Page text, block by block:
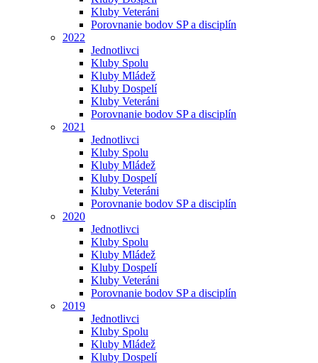
Kluby Veteráni
Porovnanie bodov SP a disciplín
2022
Jednotlivci
Kluby Spolu
Kluby Mládež
Kluby Dospelí
Kluby Veteráni
Porovnanie bodov SP a disciplín
2021
Jednotlivci
Kluby Spolu
Kluby Mládež
Kluby Dospelí
Kluby Veteráni
Porovnanie bodov SP a disciplín
2020
Jednotlivci
Kluby Spolu
Kluby Mládež
Kluby Dospelí
Kluby Veteráni
Porovnanie bodov SP a disciplín
2019
Jednotlivci
Kluby Spolu
Kluby Mládež
Kluby Dospelí